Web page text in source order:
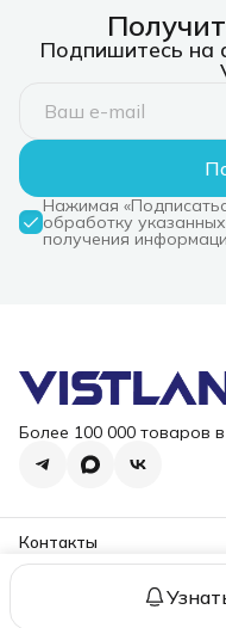
Подпишитесь на
Нажимая
обработку
получения
Более 100 000 товаров
Контакты
Режим работы
2006 – 2026 ООО